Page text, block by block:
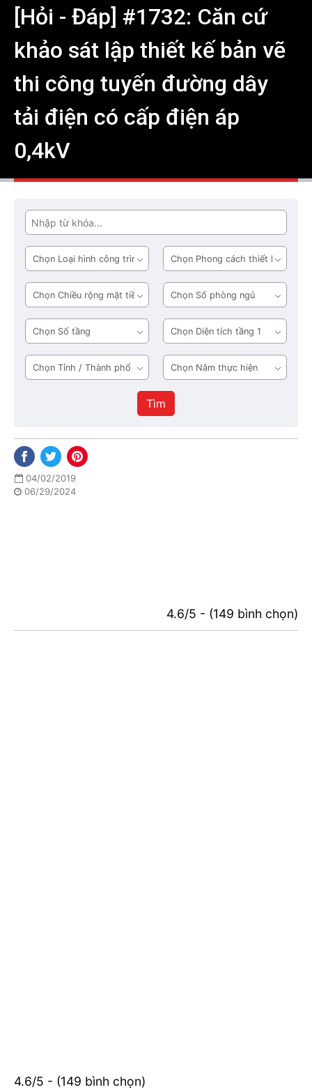
[Hỏi - Đáp] #1732: Căn cứ
khảo sát lập thiết kế bản vẽ
thi công tuyến đường dây
tải điện có cấp điện áp
0,4kV
Tìm
Loại
hình
công
trình
Phong
cách
thiết
kế
Chiều
rộng
mặt
tiền
Số
phòng
ngủ
Số
tầng
Diện
tích
tầng
1
Tỉnh
/
Năm
thực
hiện
Tìm
04/02/2019
06/29/2024
4.6/5 - (149 bình chọn)
4.6/5 - (149 bình chọn)